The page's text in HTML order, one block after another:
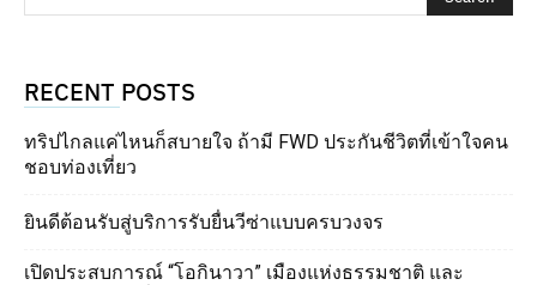
RECENT POSTS
ทริปไกลแค่ไหนก็สบายใจ ถ้ามี FWD ประกันชีวิตที่เข้าใจคน
ชอบท่องเที่ยว
ยินดีต้อนรับสู่บริการรับยื่นวีซ่าแบบครบวงจร
เปิดประสบการณ์ “โอกินาวา” เมืองแห่งธรรมชาติ และ